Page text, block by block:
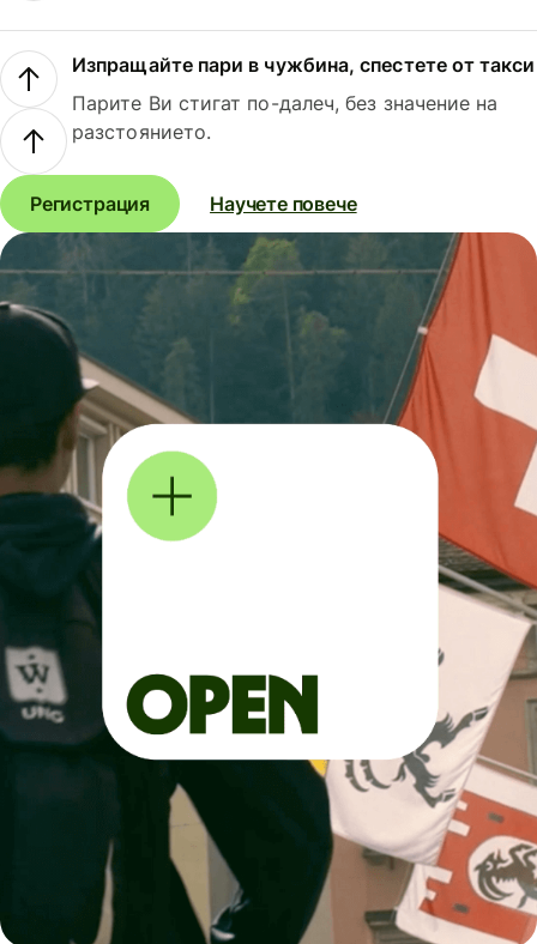
Изпращайте пари в чужбина, спестете от такси
Парите Ви стигат по-далеч, без значение на
разстоянието.
Регистрация Научете повече